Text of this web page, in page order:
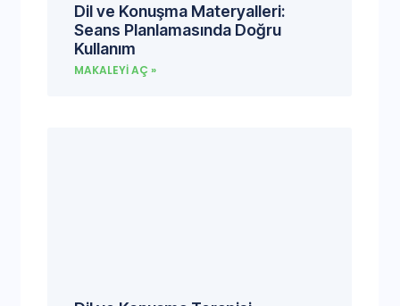
Dil ve Konuşma Materyalleri:
Seans Planlamasında Doğru
Kullanım
MAKALEYI AÇ »